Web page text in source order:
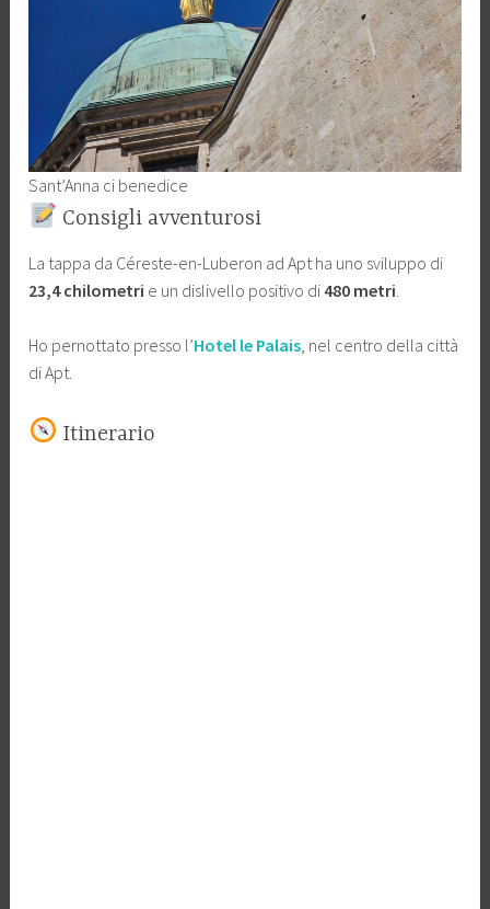
Sant’Anna ci benedice
Consigli avventurosi
La tappa da Céreste-en-Luberon ad Apt ha uno sviluppo di
23,4 chilometri e un dislivello positivo di 480 metri
Ho pernottato presso l’Hotel le Palais, nel centro della città
di Apt.
Itinerario